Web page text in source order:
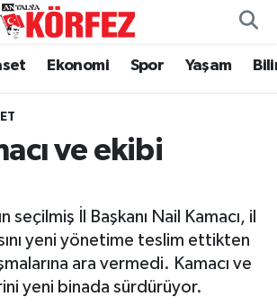
Ekonomi Spor Yaşam
ve ekibi
seçilmiş İl Başkanı Nail Kamacı, il
yeni yönetime teslim ettikten
ara vermedi. Kamacı ve
yeni binada sürdürüyor.
Durumu ve Fikstür
Haberleri